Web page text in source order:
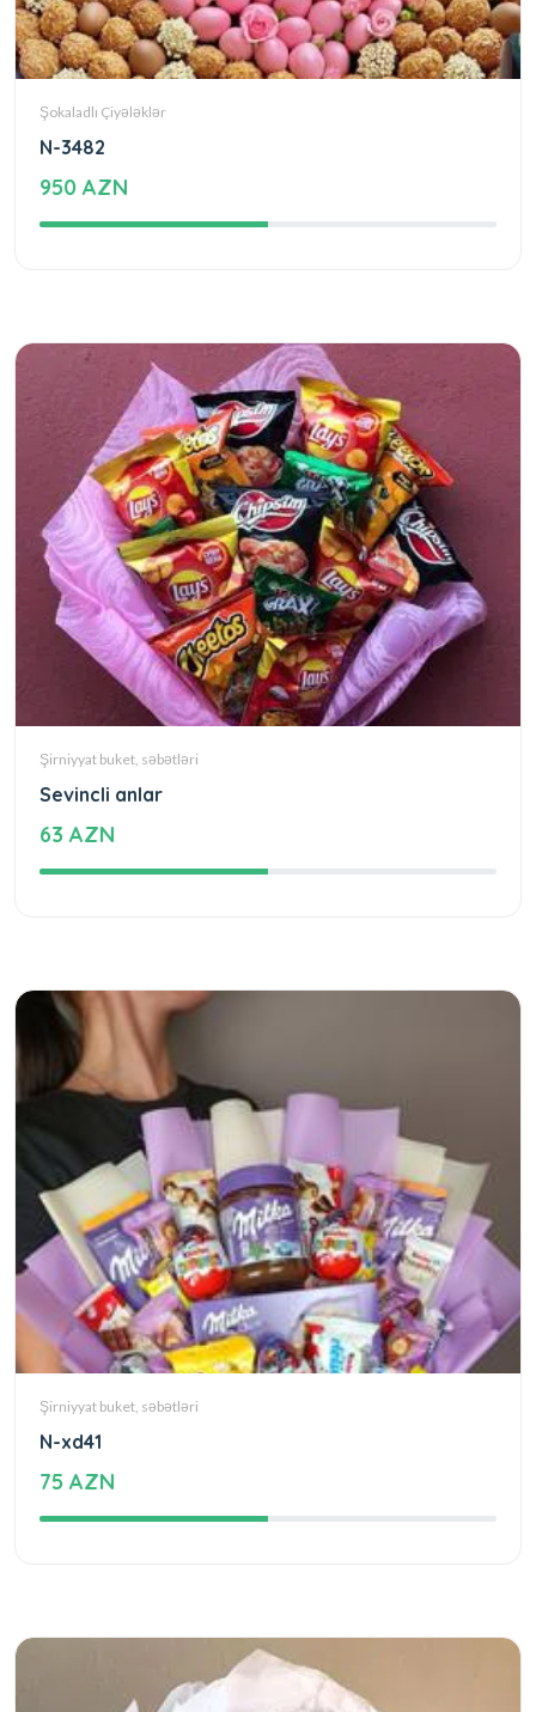
Şokaladlı Çiyələklər
N-3482
950 AZN
Şirniyyat buket, səbətləri
Sevincli anlar
63 AZN
Şirniyyat buket, səbətləri
N-xd41
75 AZN